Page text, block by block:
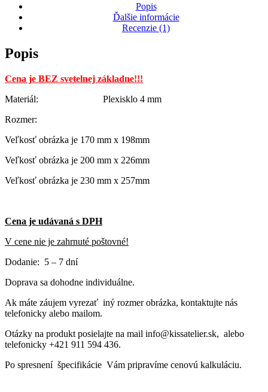
Popis
Ďalšie informácie
Recenzie (1)
Popis
Cena je BEZ svetelnej základne!!!
Materiál: Plexisklo 4 mm
Rozmer:
Veľkosť obrázka je 170 mm x 198mm
Veľkosť obrázka je 200 mm x 226mm
Veľkosť obrázka je 230 mm x 257mm
Cena je udávaná s DPH
V cene nie je zahrnuté poštovné!
Dodanie: 5 – 7 dní
Doprava sa dohodne individuálne.
Ak máte záujem vyrezať iný rozmer obrázka, kontaktujte nás
telefonicky alebo mailom.
Otázky na produkt posielajte na mail info@kissatelier.sk, alebo
telefonicky +421 911 594 436.
Po spresnení špecifikácie Vám pripravíme cenovú kalkuláciu.